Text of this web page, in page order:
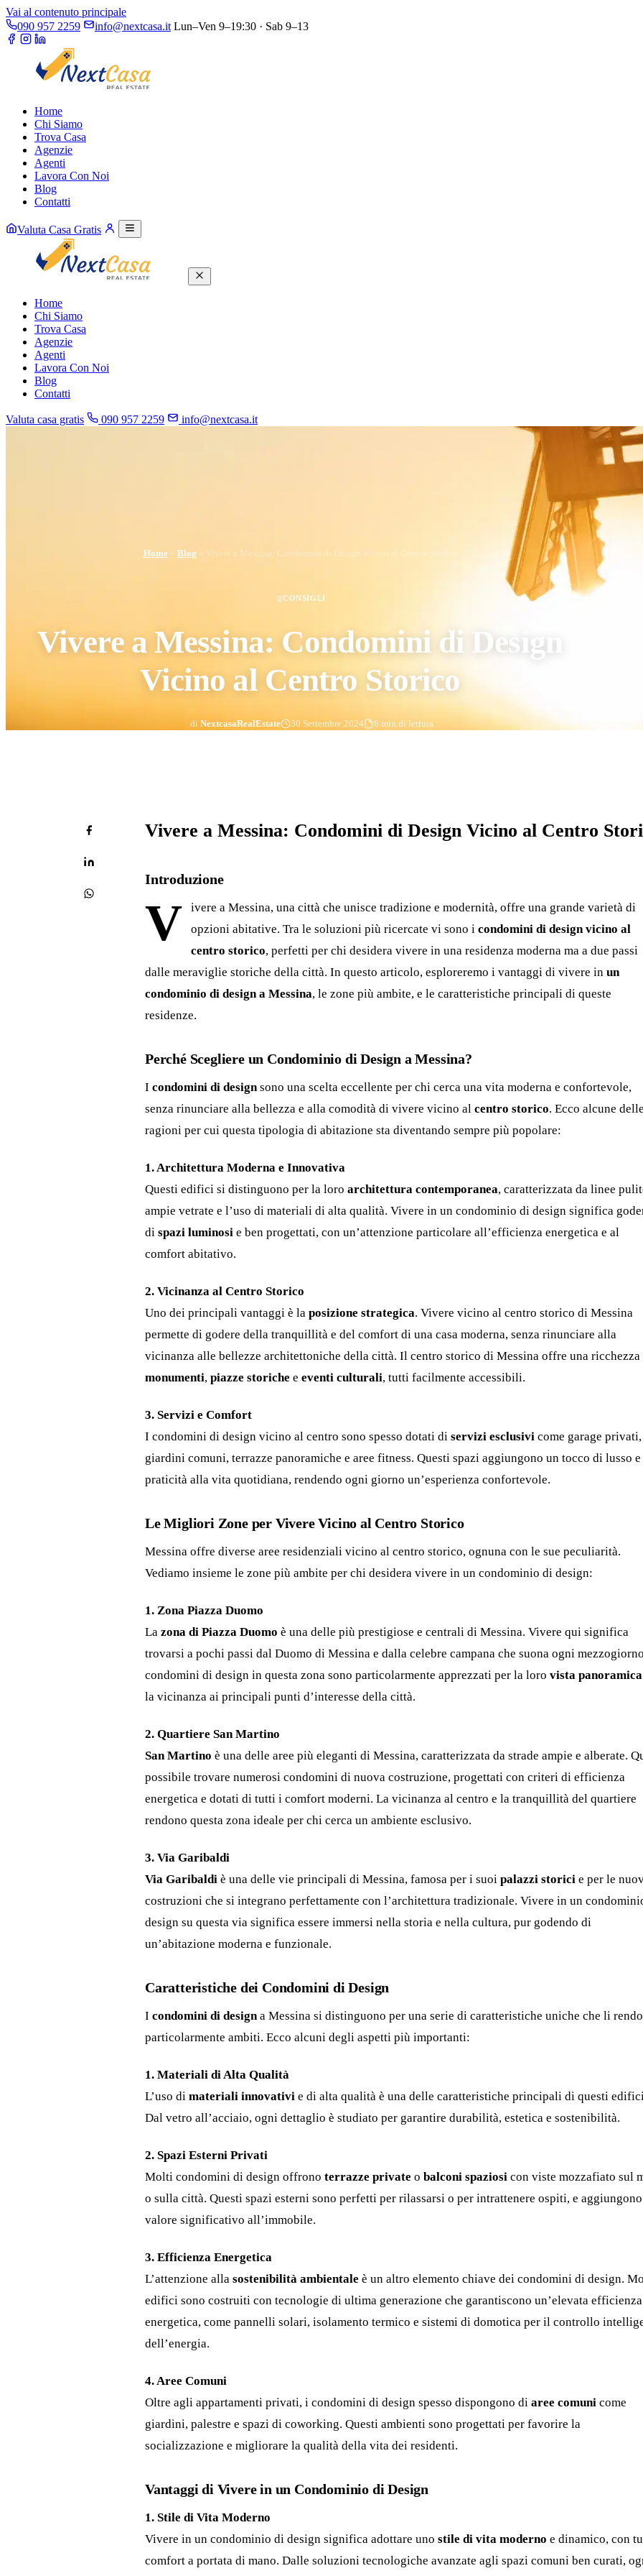
Vai al contenuto principale
090 957 2259
info@nextcasa.it Lun–Ven 9–19:30 · Sab 9–13
Home
Chi Siamo
Trova Casa
Agenzie
Agenti
Lavora Con Noi
Blog
Contatti
Valuta Casa Gratis
Home
Chi Siamo
Trova Casa
Agenzie
Agenti
Lavora Con Noi
Blog
Contatti
Valuta casa gratis 090 957 2259 info@nextcasa.it
Home» Blog » Vivere a Messina: Condomini di Design Vicino al Centro Storico
CONSIGLI
Vivere a Messina: Condomini di Design
Vicino al Centro Storico
di NextcasaRealEstate 30 Settembre 2024 6 min di lettura
Vivere a Messina: Condomini di Design Vicino al Centro
Introduzione
V
ivere a Messina, una città che unisce tradizione e modernità, offre una grande varietà di
opzioni abitative. Tra le soluzioni più ricercate vi sono i condomini di design vicino al
centro storico, perfetti per chi desidera vivere in una residenza moderna ma a due passi
dalle meraviglie storiche della città. In questo articolo, esploreremo i vantaggi di vivere in un
condominio di design a Messina, le zone più ambite, e le caratteristiche principali di queste
residenze.
Perché Scegliere un Condominio di Design a Messina?
I condomini di designsono una scelta eccellente per chi cerca una vita moderna e confortevole,
senza rinunciare alla bellezza e alla comodità di vivere vicino al centro storico. Ecco alcune
ragioni per cui questa tipologia di abitazione sta diventando sempre più popolare:
1. Architettura Moderna e Innovativa
Questi edifici si distinguono per la loro architettura contemporanea, caratterizzata da linee
ampie vetrate e l’uso di materiali di alta qualità. Vivere in un condominio di design significa
di spazi luminosi e ben progettati, con un’attenzione particolare all’efficienza energetica e al
comfort abitativo.
2. Vicinanza al Centro Storico
Uno dei principali vantaggi è la posizione strategica. Vivere vicino al centro storico di Messina
permette di godere della tranquillità e del comfort di una casa moderna, senza rinunciare alla
vicinanza alle bellezze architettoniche della città. Il centro storico di Messina offre una
monumenti, piazze storiche e eventi culturali, tutti facilmente accessibili.
3. Servizi e Comfort
I condomini di design vicino al centro sono spesso dotati di servizi esclusivi come garage privati,
giardini comuni, terrazze panoramiche e aree fitness. Questi spazi aggiungono un tocco di lusso e
praticità alla vita quotidiana, rendendo ogni giorno un’esperienza confortevole.
Le Migliori Zone per Vivere Vicino al Centro Storico
Messina offre diverse aree residenziali vicino al centro storico, ognuna con le sue peculiarità.
Vediamo insieme le zone più ambite per chi desidera vivere in un condominio di design:
1. Zona Piazza Duomo
La zona di Piazza Duomo è una delle più prestigiose e centrali di Messina. Vivere qui significa
trovarsi a pochi passi dal Duomo di Messina e dalla celebre campana che suona ogni
condomini di design in questa zona sono particolarmente apprezzati per la loro vista panoramica
la vicinanza ai principali punti d’interesse della città.
2. Quartiere San Martino
San Martino è una delle aree più eleganti di Messina, caratterizzata da strade ampie e alberate.
possibile trovare numerosi condomini di nuova costruzione, progettati con criteri di efficienza
energetica e dotati di tutti i comfort moderni. La vicinanza al centro e la tranquillità del quartiere
rendono questa zona ideale per chi cerca un ambiente esclusivo.
3. Via Garibaldi
Via Garibaldi è una delle vie principali di Messina, famosa per i suoi palazzi storici e per le
costruzioni che si integrano perfettamente con l’architettura tradizionale. Vivere in un
design su questa via significa essere immersi nella storia e nella cultura, pur godendo di
un’abitazione moderna e funzionale.
Caratteristiche dei Condomini di Design
I condomini di designa Messina si distinguono per una serie di caratteristiche uniche che li
particolarmente ambiti. Ecco alcuni degli aspetti più importanti:
1. Materiali di Alta Qualità
L’uso di materiali innovativi e di alta qualità è una delle caratteristiche principali di questi
Dal vetro all’acciaio, ogni dettaglio è studiato per garantire durabilità, estetica e sostenibilità.
2. Spazi Esterni Privati
Molti condomini di design offrono terrazze private o balconi spaziosi con viste mozzafiato sul
o sulla città. Questi spazi esterni sono perfetti per rilassarsi o per intrattenere ospiti, e
valore significativo all’immobile.
3. Efficienza Energetica
L’attenzione alla sostenibilità ambientale è un altro elemento chiave dei condomini di design.
edifici sono costruiti con tecnologie di ultima generazione che garantiscono un’elevata efficienza
energetica, come pannelli solari, isolamento termico e sistemi di domotica per il controllo
dell’energia.
4. Aree Comuni
Oltre agli appartamenti privati, i condomini di design spesso dispongono di aree comuni come
giardini, palestre e spazi di coworking. Questi ambienti sono progettati per favorire la
socializzazione e migliorare la qualità della vita dei residenti.
Vantaggi di Vivere in un Condominio di Design
1. Stile di Vita Moderno
Vivere in un condominio di design significa adottare uno stile di vita moderno e dinamico, con
comfort a portata di mano. Dalle soluzioni tecnologiche avanzate agli spazi comuni ben curati,